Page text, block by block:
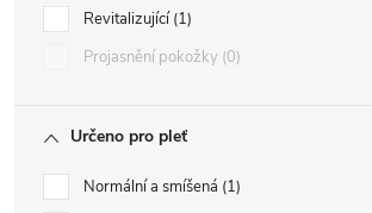
Revitalizující 1
Projasnění pokožky 0
Určeno pro pleť
Normální a smíšená 1